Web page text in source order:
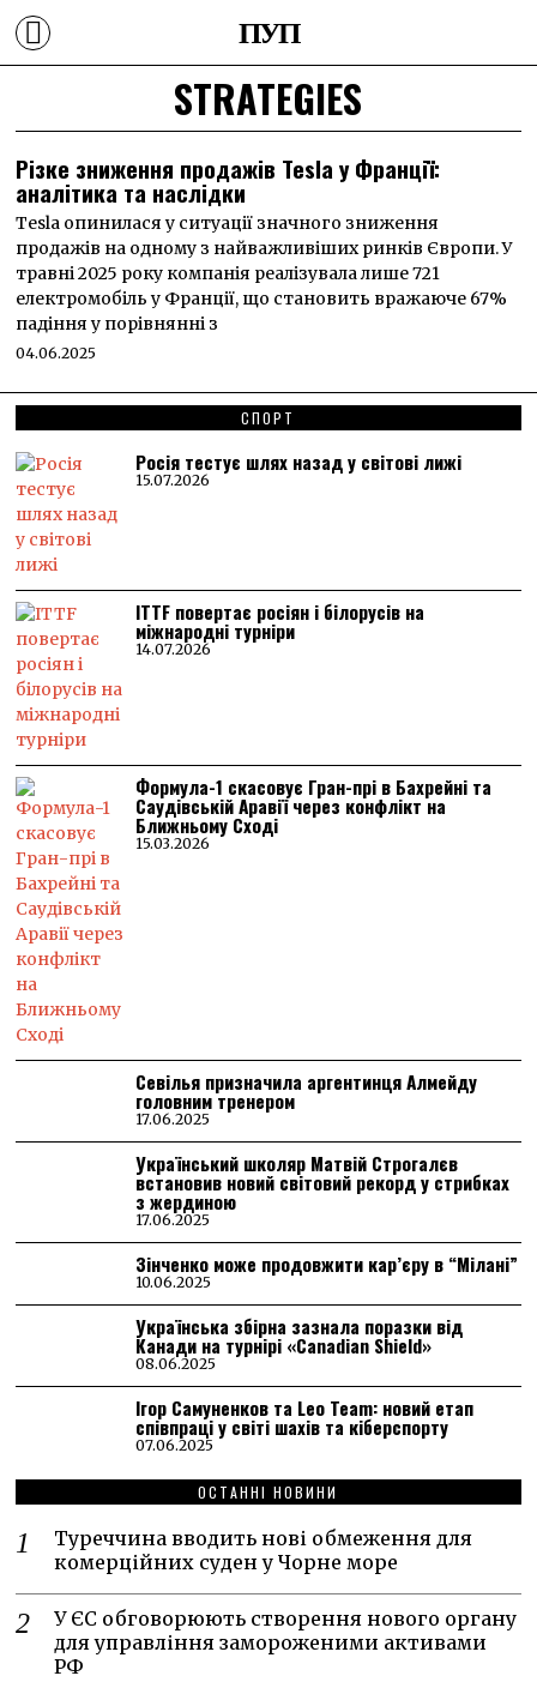
ПУП
STRATEGIES
Різке зниження продажів Tesla у Франції:
аналітика та наслідки
Tesla опинилася у ситуації значного зниження
продажів на одному з найважливіших ринків Європи. У
травні 2025 року компанія реалізувала лише 721
електромобіль у Франції, що становить вражаюче 67%
падіння у порівнянні з
04.06.2025
СПОРТ
Росія тестує шлях назад у світові лижі
15.07.2026
ITTF повертає росіян і білорусів на
міжнародні турніри
14.07.2026
Формула-1 скасовує Гран-прі в Бахрейні та
Саудівській Аравії через конфлікт на
Ближньому Сході
15.03.2026
Севілья призначила аргентинця Алмейду
головним тренером
17.06.2025
Український школяр Матвій Строгалєв
встановив новий світовий рекорд у стрибках
з жердиною
17.06.2025
Зінченко може продовжити кар’єру в “Мілані”
10.06.2025
Українська збірна зазнала поразки від
Канади на турнірі «Canadian Shield»
08.06.2025
Ігор Самуненков та Leo Team: новий етап
співпраці у світі шахів та кіберспорту
07.06.2025
ОСТАННІ НОВИНИ
Туреччина вводить нові обмеження для
комерційних суден у Чорне море
У ЄС обговорюють створення нового органу
для управління замороженими активами
РФ